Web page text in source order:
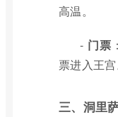
高温。
- 门票
票进入王宫
三、洞里